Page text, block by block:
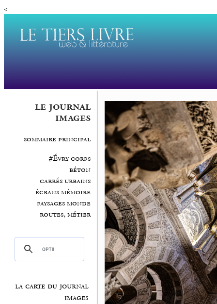
<
le journal
images
sommaire principal
#Évry corps
béton
carrés urbains
écrans mémoire
paysages monde
routes, métier
la carte du journal
images